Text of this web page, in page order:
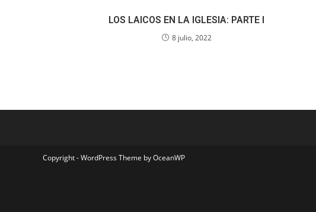
LOS LAICOS EN LA IGLESIA: PARTE I
8 julio, 2022
Copyright - WordPress Theme by OceanWP